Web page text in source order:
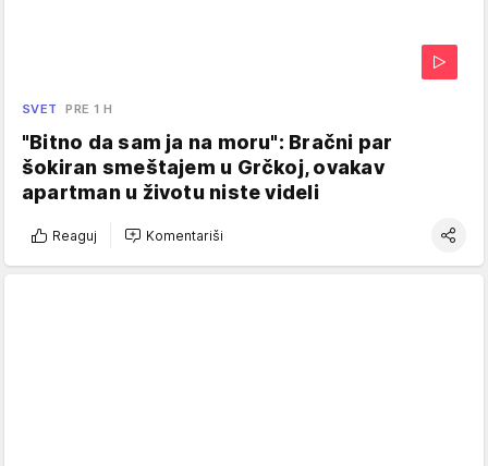
SVET PRE 1 H
"Bitno da sam ja na moru": Bračni par
šokiran smeštajem u Grčkoj, ovakav
apartman u životu niste videli
Reaguj Komentariši